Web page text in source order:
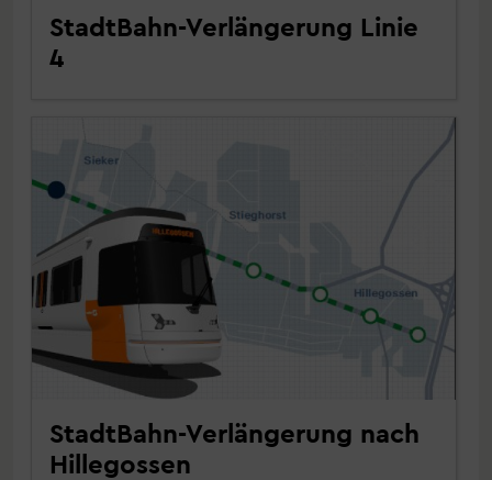
StadtBahn-Verlängerung Linie
4
StadtBahn-Verlängerung nach
Hillegossen